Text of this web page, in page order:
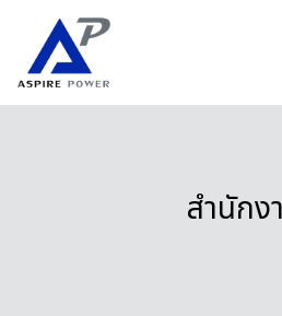
content
สำนักง